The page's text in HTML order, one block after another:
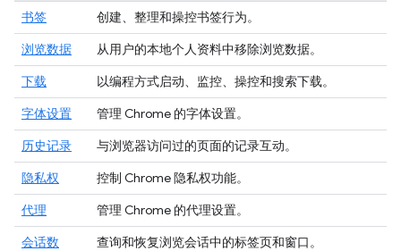
书签
创建、整理和操控书签行为。
浏览数据
从用户的本地个人资料中移除浏览数据。
下载
以编程方式启动、监控、操控和搜索下载。
字体设置
管理 Chrome 的字体设置。
历史记录
与浏览器访问过的页面的记录互动。
隐私权
控制 Chrome 隐私权功能。
代理
管理 Chrome 的代理设置。
会话数
查询和恢复浏览会话中的标签页和窗口。